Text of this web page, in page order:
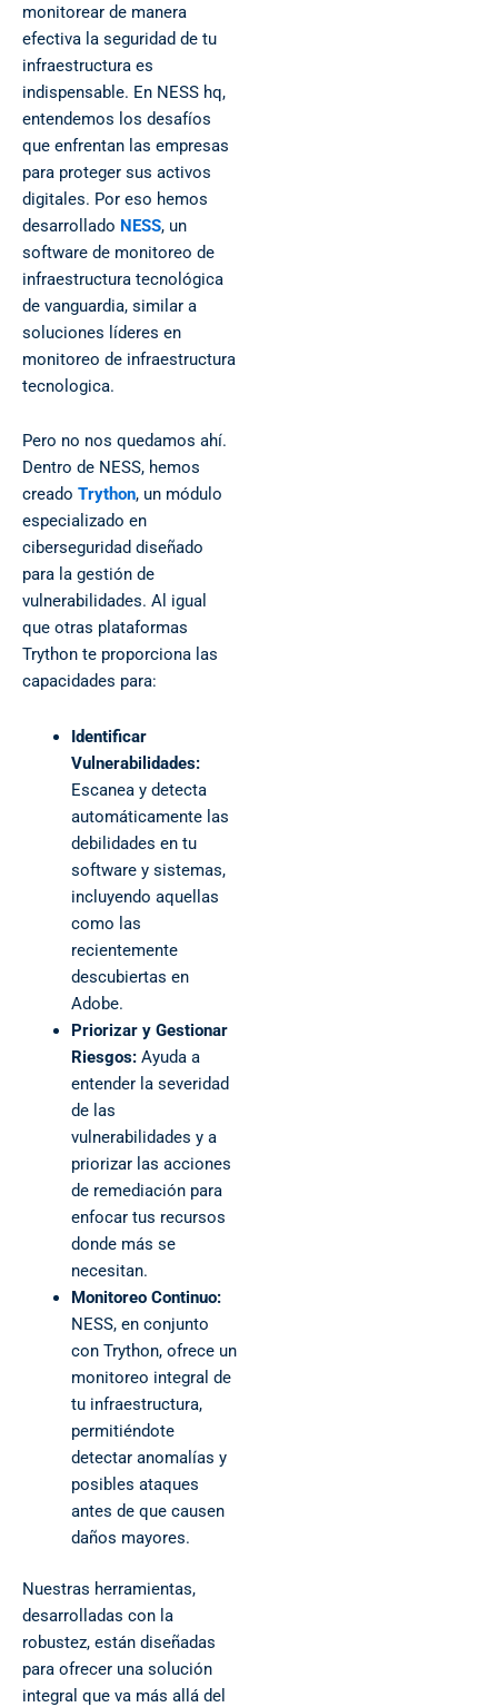
monitorear de manera
efectiva la seguridad de tu
infraestructura es
indispensable. En NESS hq,
entendemos los desafíos
que enfrentan las empresas
para proteger sus activos
digitales. Por eso hemos
desarrollado NESS, un
software de monitoreo de
infraestructura tecnológica
de vanguardia, similar a
soluciones líderes en
monitoreo de infraestructura
tecnologica.
Pero no nos quedamos ahí.
Dentro de NESS, hemos
creado Trython, un módulo
especializado en
ciberseguridad diseñado
para la gestión de
vulnerabilidades. Al igual
que otras plataformas
Trython te proporciona las
capacidades para:
Identificar
Vulnerabilidades:
Escanea y detecta
automáticamente las
debilidades en tu
software y sistemas,
incluyendo aquellas
como las
recientemente
descubiertas en
Adobe.
Priorizar y Gestionar
Riesgos:Ayuda a
entender la severidad
de las
vulnerabilidades y a
priorizar las acciones
de remediación para
enfocar tus recursos
donde más se
necesitan.
Monitoreo Continuo:
NESS, en conjunto
con Trython, ofrece un
monitoreo integral de
tu infraestructura,
permitiéndote
detectar anomalías y
posibles ataques
antes de que causen
daños mayores.
Nuestras herramientas,
desarrolladas con la
robustez, están diseñadas
para ofrecer una solución
integral que va más allá del